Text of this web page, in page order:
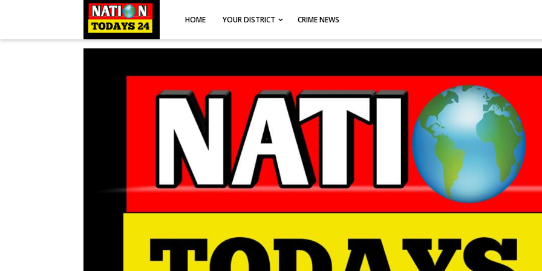
HOME YOUR DISTRICT CRIME NEWS